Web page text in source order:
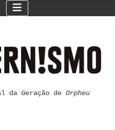
da Geração de Orpheu